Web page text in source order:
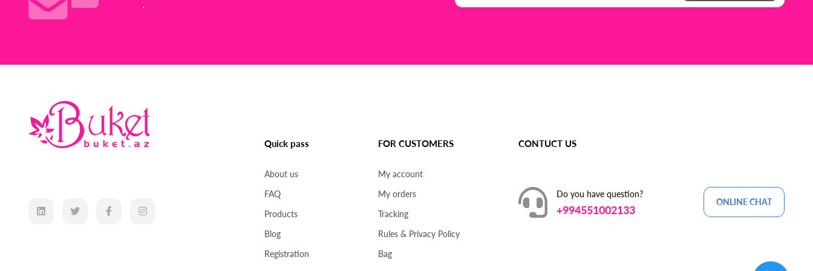
.
Quick pass
About us
FAQ
Products
Blog
Registration
FOR CUSTOMERS
My account
My orders
Tracking
Rules & Privacy Policy
Bag
CONTUCT US
Do you have question?
+994551002133
ONLINE CHAT